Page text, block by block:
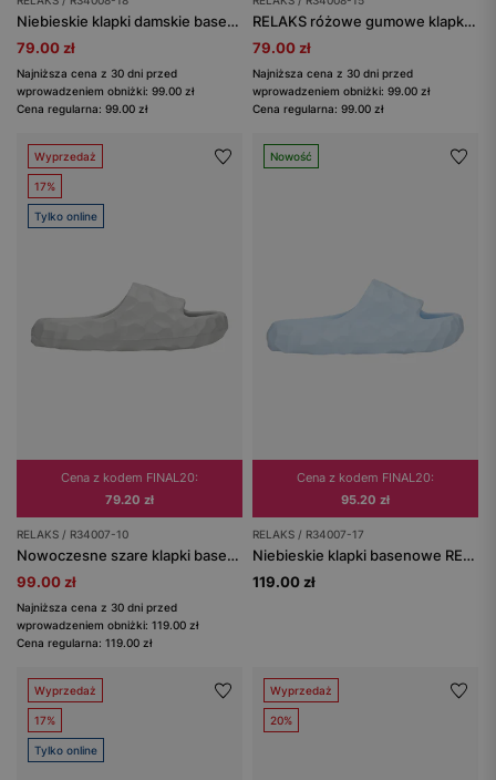
Niebieskie klapki damskie basenowe RELAKS z tłoczonym logo
79.00 zł
Najniższa cena z 30 dni przed
wprowadzeniem obniżki: 99.00 zł
Cena regularna: 99.00 zł
RELAKS różowe gumowe klapki basenowe na płaskiej podeszwie
79.00 zł
Najniższa cena z 30 dni przed
wprowadzeniem obniżki: 99.00 zł
Cena regularna: 99.00 zł
Wyprzedaż
17%
Tylko online
Cena z kodem FINAL20:
79.20 zł
RELAKS / R34007-10
Nowoczesne szare klapki basenowe z geometryczną strukturą RELAKS R34007-10
99.00 zł
Najniższa cena z 30 dni przed
wprowadzeniem obniżki: 119.00 zł
Cena regularna: 119.00 zł
Nowość
Cena z kodem FINAL20:
95.20 zł
RELAKS / R34007-17
Niebieskie klapki basenowe RELAKS
119.00 zł
Wyprzedaż
17%
Tylko online
Wyprzedaż
20%